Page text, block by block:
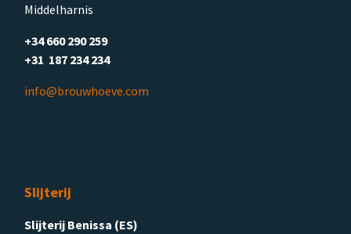
Middelharnis
+34 660 290 259
+31 187 234 234
info@brouwhoeve.com
Slijterij
Slijterij Benissa (ES)